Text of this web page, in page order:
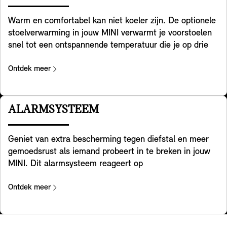
Warm en comfortabel kan niet koeler zijn. De optionele
stoelverwarming in jouw MINI verwarmt je voorstoelen
snel tot een ontspannende temperatuur die je op drie
ontspannen als het buiten koud is. Het verwarmt je
rugleuning en zorgt voor all-round comfort. Bovendien
kun je de warmte verdelen zoals je dat wilt, eenvoudig
Ontdek meer
ALARMSYSTEEM
Geniet van extra bescherming tegen diefstal en meer
gemoedsrust als iemand probeert in te breken in jouw
MINI. Dit alarmsysteem reageert op
waarschuwingsgeluid te laten horen en de knipperende
binnenspiegel geeft aan dat het systeem geactiveerd is.
Ontdek meer